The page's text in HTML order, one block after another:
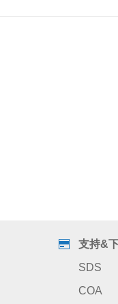
支持&
SDS
COA